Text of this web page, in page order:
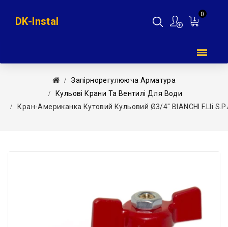
0
DK-Instal
Запірнорегулююча Арматура
Кульові Крани Та Вентилі Для Води
Кран-Американка Кутовий Кульовий Ø3/4″ BIANCHI F.lli